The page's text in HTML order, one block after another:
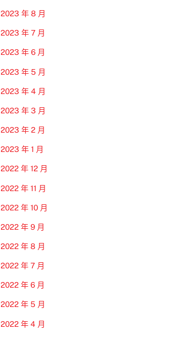
2023 年 8 月
2023 年 7 月
2023 年 6 月
2023 年 5 月
2023 年 4 月
2023 年 3 月
2023 年 2 月
2023 年 1 月
2022 年 12 月
2022 年 11 月
2022 年 10 月
2022 年 9 月
2022 年 8 月
2022 年 7 月
2022 年 6 月
2022 年 5 月
2022 年 4 月